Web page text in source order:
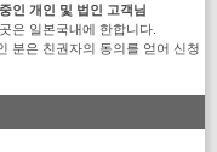
인 개인 및 법인 고객님
은 일본국내에 한합니다.
분은 친권자의 동의를 얻어 신청